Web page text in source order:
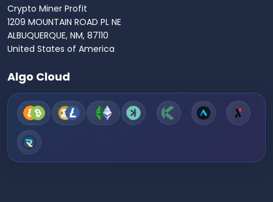
Crypto Miner Profit
1209 MOUNTAIN ROAD PL NE
ALBUQUERQUE, NM, 87110
United States of America
Algo Cloud